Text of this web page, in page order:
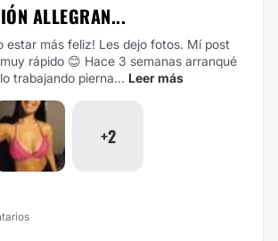
ALLEGRAN...
estar más feliz! Les dejo fotos. Mí post
rápido 😊 Hace 3 semanas arranqué
trabajando pierna... Leer más
+2